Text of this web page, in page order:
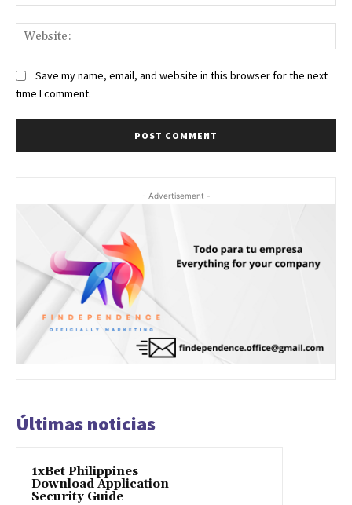
Save my name, email, and website in this browser for the next
time I comment.
- Advertisement -
Últimas noticias
1xBet Philippines
Download Application
Security Guide